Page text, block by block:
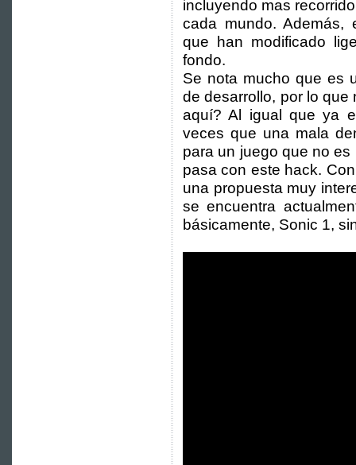
incluyendo mas
cada mundo. Además,
que han modificado
fondo.
Se nota mucho que es
de desarrollo, por lo
aquí? Al igual que ya
veces que una mala
para un juego que no
pasa con este hack.
una propuesta muy
se encuentra
básicamente, Sonic 1,